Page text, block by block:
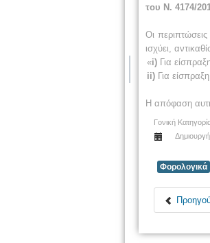
του Ν. 4174/
Οι
ισχύει,
«i) Για
ii) Για
Η απόφαση
Γονική
Φορολογικά